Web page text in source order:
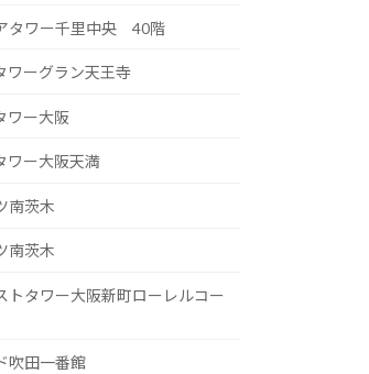
タワー千里中央 40階
ワーグラン天王寺
ワー大阪
ワー大阪天満
南茨木
南茨木
トタワー大阪新町ローレルコー
吹田一番館